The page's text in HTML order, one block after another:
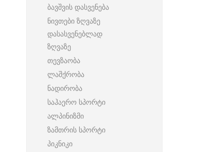
ბავშვის დასვენება
ნივთები ზღვაზე
დასასვენებლად
ზღვაზე
თევზაობა
ლაშქრობა
ნადირობა
საჰაერო სპორტი
ალპინიზმი
ზამთრის სპორტი
პიკნიკი